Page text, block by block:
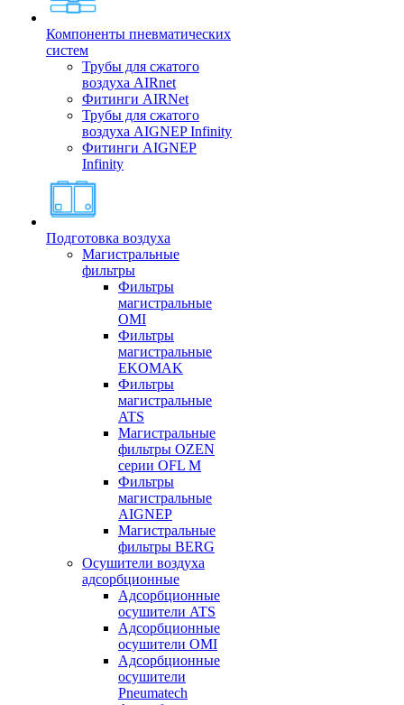
Компоненты пневматических
систем
Трубы для сжатого
воздуха AIRnet
Фитинги AIRNet
Трубы для сжатого
воздуха AIGNEP Infinity
Фитинги AIGNEP
Infinity
Подготовка воздуха
Магистральные
фильтры
Фильтры
магистральные
OMI
Фильтры
магистральные
EKOMAK
Фильтры
магистральные
ATS
Магистральные
фильтры OZEN
серии OFL M
Фильтры
магистральные
AIGNEP
Магистральные
фильтры BERG
Осушители воздуха
адсорбционные
Адсорбционные
осушители ATS
Адсорбционные
осушители OMI
Адсорбционные
осушители
Pneumatech